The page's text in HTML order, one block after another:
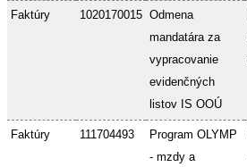
Faktúry 1020170015 Odmena
mandatára za
vypracovanie
evidenčných
listov IS OOÚ
Faktúry 111704493
Program OLYMP
- mzdy a